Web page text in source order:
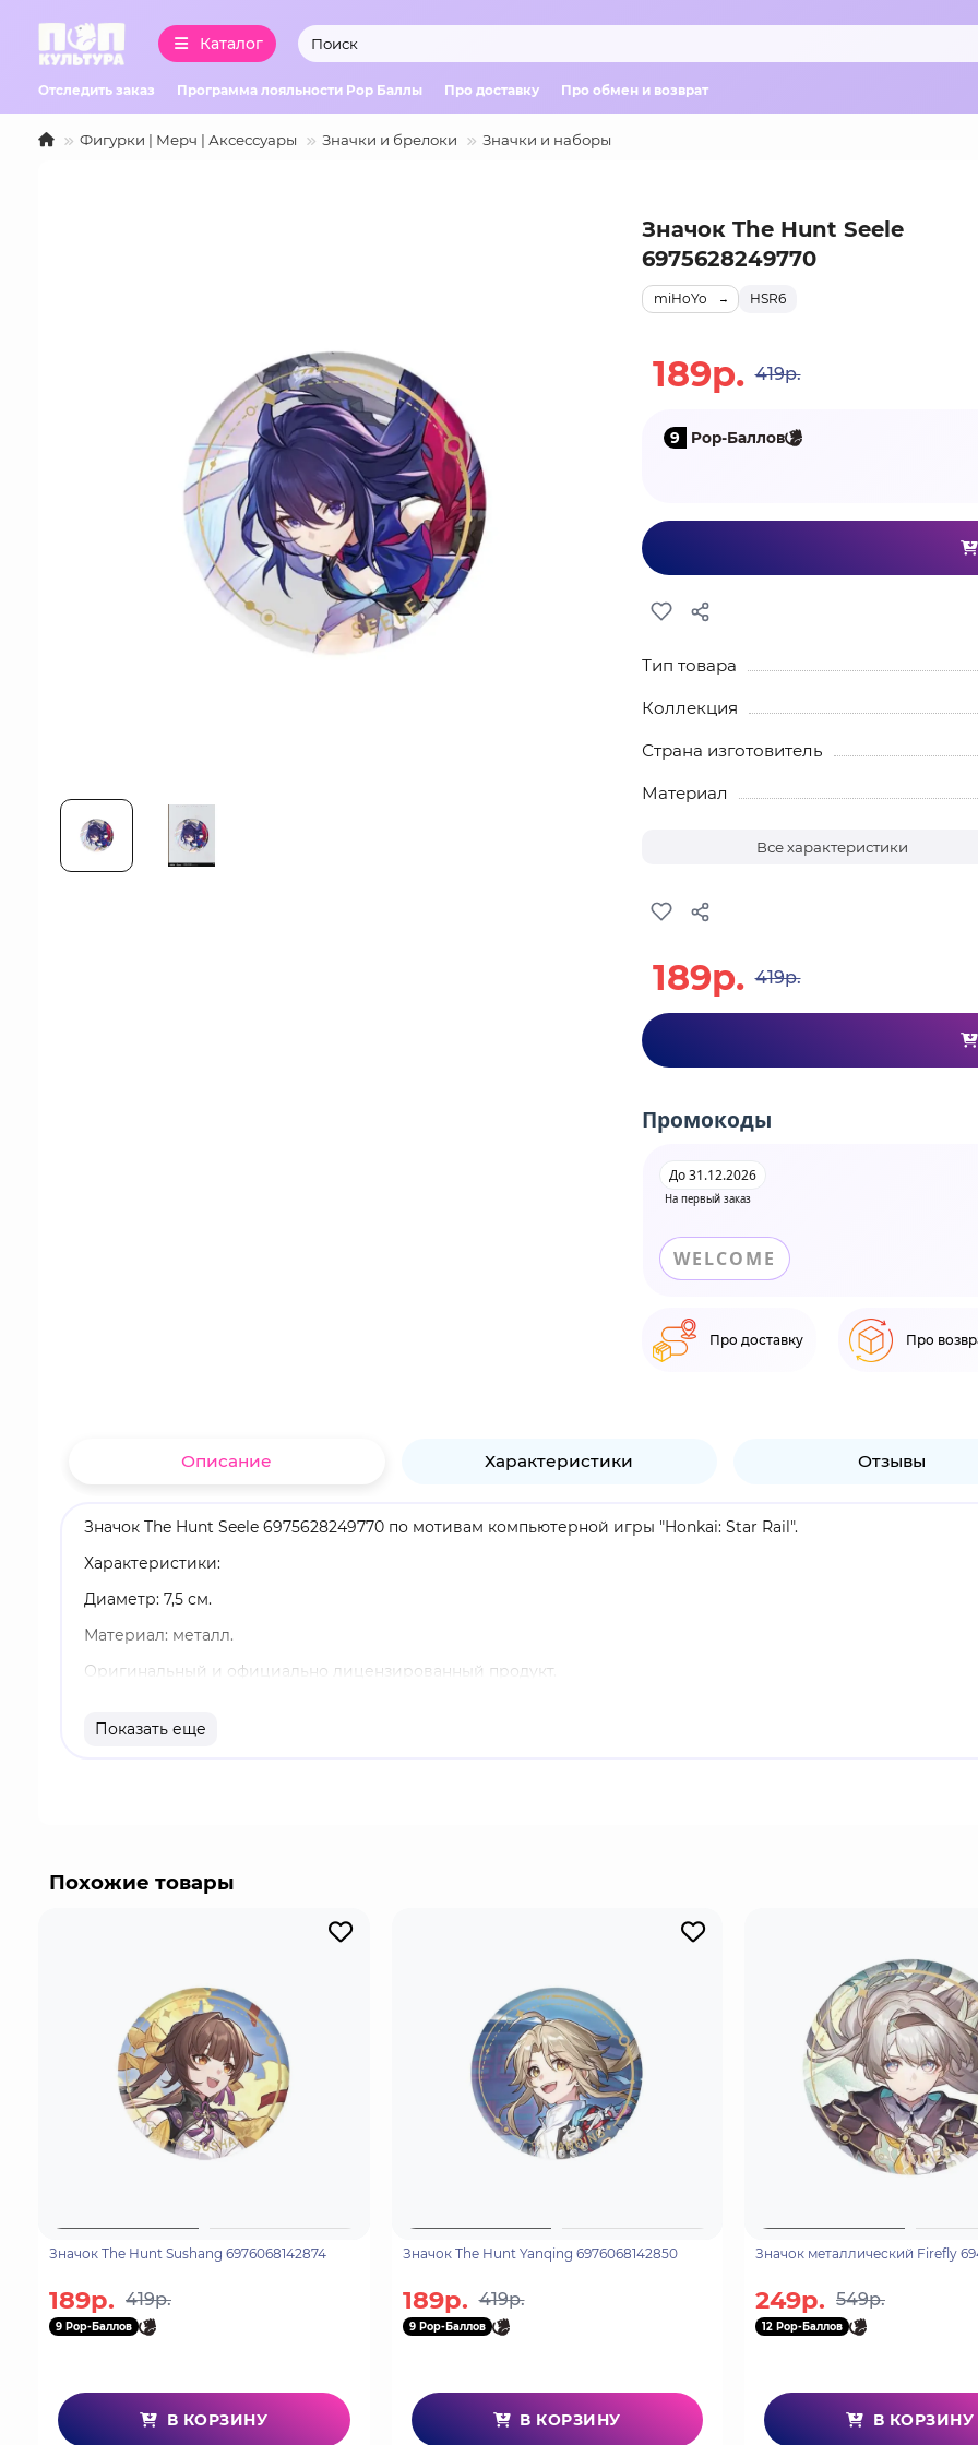
Каталог
Отследить заказ Программа лояльности Pop Баллы Про доставку Про обмен и возврат
Фигурки | Мерч | Аксессуары Значки и брелоки Значки и наборы
Значок The Hunt Seele
6975628249770
HSR6
miHoYo
189р. 419р.
9 Pop-Баллов
Тип товара
Коллекция
Страна изготовитель
Материал
Все характеристики
189р. 419р.
Промокоды
На первый заказ
До 31.12.2026
WELCOME
Про доставку Про
Описание Характеристики Отзывы
Значок The Hunt Seele 6975628249770 по мотивам компьютерной игры "Honkai: Star Rail".
Характеристики:
Диаметр: 7,5 см.
Материал: металл.
Оригинальный и официально лицензированный продукт.
Сил - это играбельный персонаж в "Honkai: Star Rail". Энергичный и отважный ключевой участник Wildfire,
Показать еще
Похожие товары
Значок The Hunt Sushang 6976068142874
189р. 419р.
9 Pop-Баллов
В КОРЗИНУ
Значок The Hunt Yanqing 6976068142850
189р. 419р.
9 Pop-Баллов
В КОРЗИНУ
Значок металлический Firefly
249р. 549р.
12 Pop-Баллов
В КОРЗИНУ